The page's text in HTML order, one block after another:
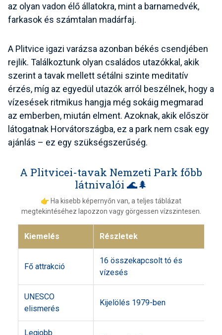
az olyan vadon élő állatokra, mint a barnamedvék,
farkasok és számtalan madárfaj.
A Plitvice igazi varázsa azonban békés csendjében
rejlik. Találkoztunk olyan családos utazókkal, akik
szerint a tavak mellett sétálni szinte meditatív
érzés, míg az egyedül utazók arról beszélnek, hogy a
vízesések ritmikus hangja még sokáig megmarad
az emberben, miután elment. Azoknak, akik először
látogatnak Horvátországba, ez a park nem csak egy
ajánlás – ez egy szükségszerűség.
A Plitvicei-tavak Nemzeti Park főbb
látnivalói 🌊🌲
👉 Ha kisebb képernyőn van, a teljes táblázat
megtekintéséhez lapozzon vagy görgessen vízszintesen.
Kiemelés Részletek
Fő attrakció
16 összekapcsolt tó és
vízesés
UNESCO
elismerés
Kijelölés 1979-ben
Legjobb